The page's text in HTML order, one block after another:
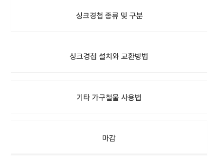
싱크경첩 종류 및 구분
싱크경첩 설치와 교환방법
기타 가구철물 사용법
마감